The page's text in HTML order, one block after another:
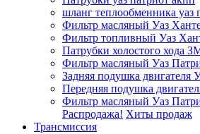
шланг теплообменника уаз
Фильтр масляный Уаз
Фильтр топливный Уаз
Патрубки холостого хода
Фильтр масляный Уаз
Задняя подушка двигателя
Передняя подушка
Фильтр масляный Уаз
Распродажа! Хиты продаж
Трансмиссия